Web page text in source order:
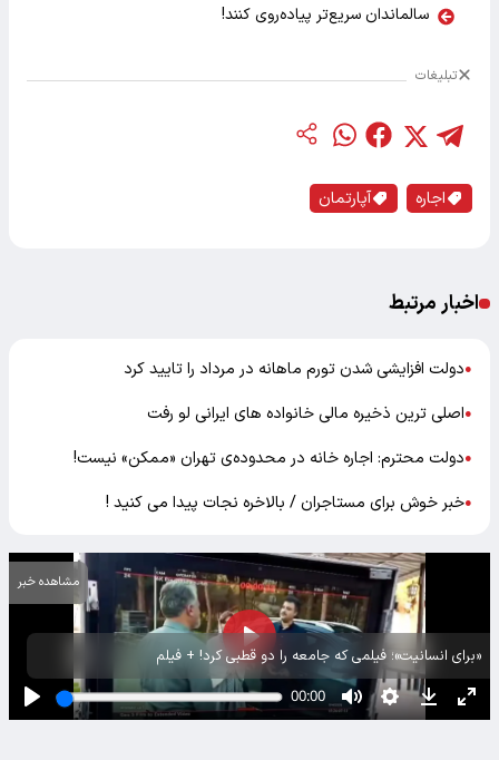
سالماندان سریع‌تر پیاده‌روی کنند!
تبلیغات
اجاره آپارتمان
اخبار مرتبط
●دولت افزایشی شدن تورم ماهانه در مرداد را تایید کرد
●اصلی ترین ذخیره مالی خانواده های ایرانی لو رفت
●دولت محترم: اجاره خانه در محدوده‌ی تهران «ممکن» نیست!
●خبر خوش برای مستاجران / بالاخره نجات پیدا می کنید !
«برای انسانیت»؛ فیلمی که جامعه را دو قطبی کرد! + فیلم
مشاهده خبر